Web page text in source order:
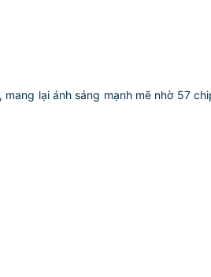
lại ánh sáng mạnh mẽ nhờ 57